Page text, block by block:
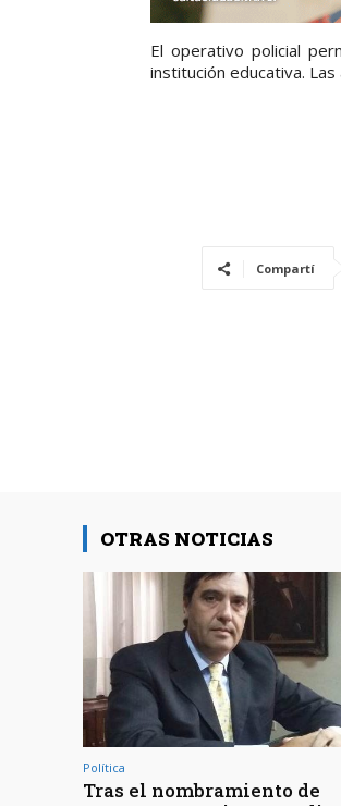
El operativo policial
institución educativa.
Compartí
OTRAS NOTICIAS
Política
Tras el nombramiento de